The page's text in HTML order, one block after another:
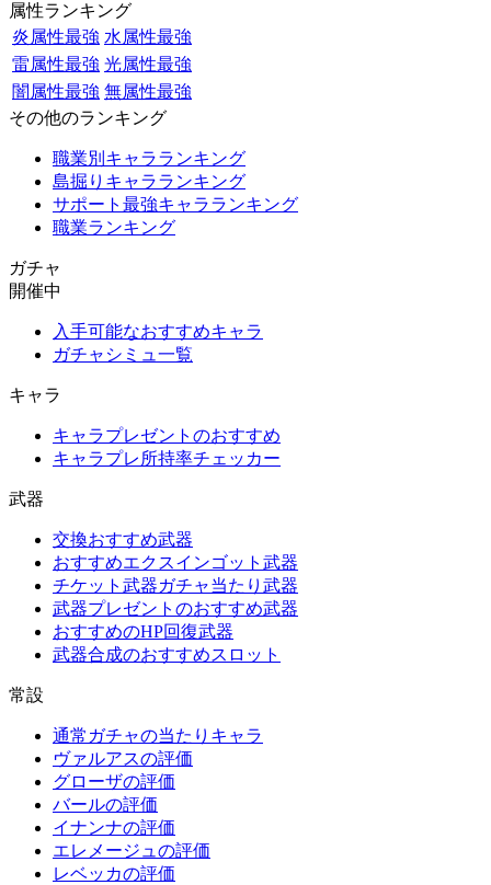
属性ランキング
炎属性最強 水属性最強
雷属性最強 光属性最強
闇属性最強 無属性最強
その他のランキング
職業別キャラランキング
島掘りキャラランキング
サポート最強キャラランキング
職業ランキング
ガチャ
開催中
入手可能なおすすめキャラ
ガチャシミュ一覧
キャラ
キャラプレゼントのおすすめ
キャラプレ所持率チェッカー
武器
交換おすすめ武器
おすすめエクスインゴット武器
チケット武器ガチャ当たり武器
武器プレゼントのおすすめ武器
おすすめのHP回復武器
武器合成のおすすめスロット
常設
通常ガチャの当たりキャラ
ヴァルアスの評価
グローザの評価
バールの評価
イナンナの評価
エレメージュの評価
レベッカの評価